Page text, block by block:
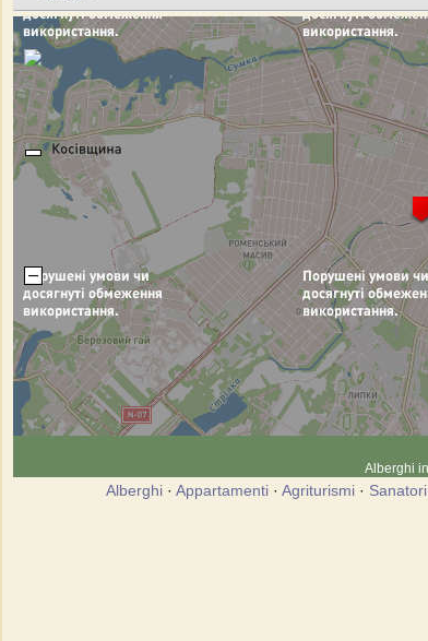
Alberghi
Alberghi · Appartamenti · Agriturismi · Sanatori